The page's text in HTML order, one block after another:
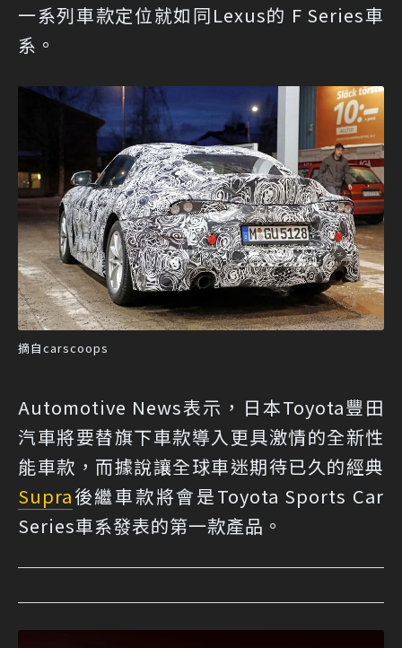
一系列車款定位就如同Lexus的 F Series車
系。
摘自carscoops
Automotive News表示，日本Toyota豐田
汽車將要替旗下車款導入更具激情的全新性
能車款，而據說讓全球車迷期待已久的經典
Supra後繼車款將會是Toyota Sports Car
Series車系發表的第一款產品。